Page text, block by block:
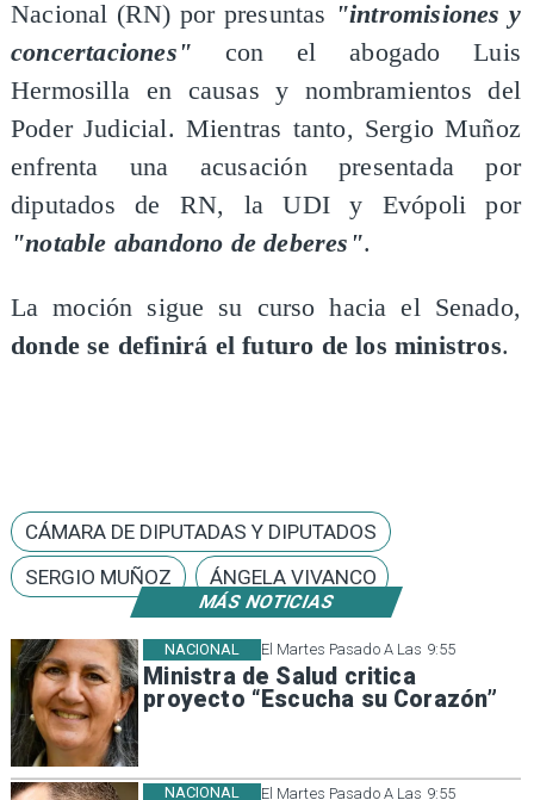
MÁS NOTICIAS
El Martes Pasado A Las 9:55
Ministra de Salud critica
proyecto “Escucha su Corazón”
NACIONAL
El Martes Pasado A Las 9:55
NACIONAL
Nacional (RN) por presuntas "intromisiones y
concertaciones" con el abogado Luis
Hermosilla en causas y nombramientos del
Poder Judicial. Mientras tanto, Sergio Muñoz
enfrenta una acusación presentada por
diputados de RN, la UDI y Evópoli por
"notable abandono de deberes".
La moción sigue su curso hacia el Senado,
donde se definirá el futuro de los ministros.
CÁMARA DE DIPUTADAS Y DIPUTADOS
SERGIO MUÑOZ
ÁNGELA VIVANCO